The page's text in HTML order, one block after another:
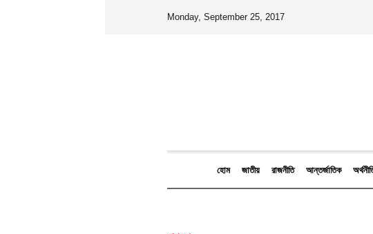
Monday, September 25, 2017
হোম জাতীয় রাজনীতি আন্তর্জাতিক